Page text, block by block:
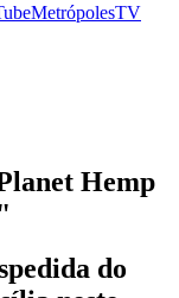
MetrópolesTV
Hemp
do